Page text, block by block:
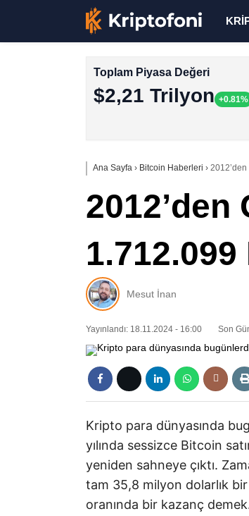
Toplam Piyasa Değeri
$2,21 Trilyon +0.81%
Ana Sayfa › Bitcoin Haberleri ›
Mesut İnan
Yayınlandı: 18.11.2024 - 16:00 Son
Kripto para dünyasında
yılında sessizce Bitcoin
yeniden sahneye çıktı.
tam 35,8 milyon dolarlık bir
oranında bir kazanç